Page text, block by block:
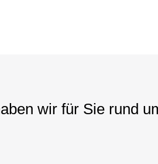
wir für Sie rund